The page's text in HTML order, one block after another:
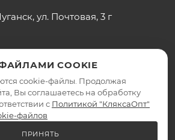
ул. Почтовая, 3 г
- интернет-магазин
COOKIE
cookie-файлы. Продолжая
Вы соглашаетесь на обработку
с Политикой "КляксаОпт"
файлов
ПРИНЯТЬ